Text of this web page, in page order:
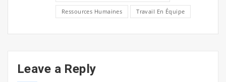
Ressources Humaines Travail En Équipe
Leave a Reply